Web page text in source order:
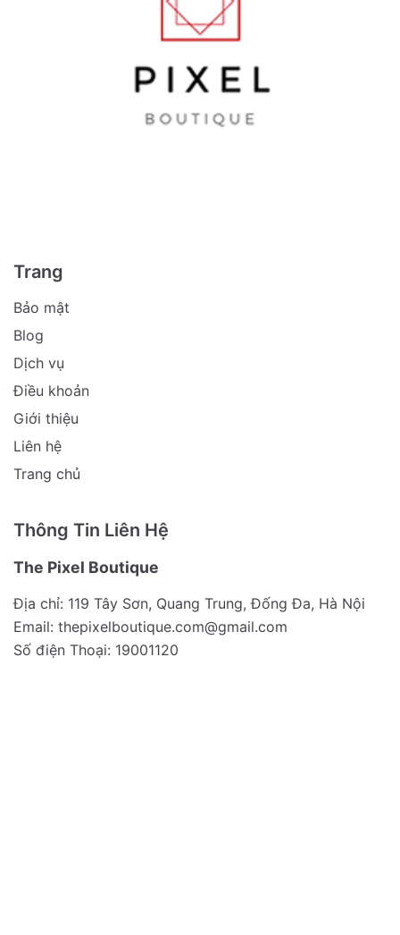
Trang
Bảo mật
Blog
Dịch vụ
Điều khoản
Giới thiệu
Liên hệ
Trang chủ
Thông Tin Liên Hệ
The Pixel Boutique
Địa chỉ: 119 Tây Sơn, Quang Trung, Đống Đa, Hà Nội
Email: thepixelboutique.com@gmail.com
Số điện Thoại: 19001120